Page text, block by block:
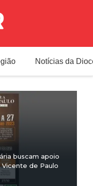
Notícias da
buscam apoio
Vicente de Paulo